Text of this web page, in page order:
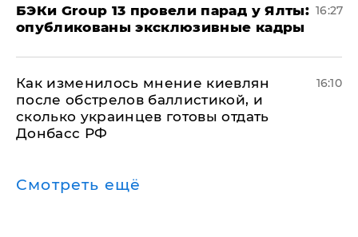
​БЭКи Group 13 провели парад у Ялты:
опубликованы эксклюзивные кадры
16:27
Как изменилось мнение киевлян
после обстрелов баллистикой, и
сколько украинцев готовы отдать
Донбасс РФ
16:10
Смотреть ещё